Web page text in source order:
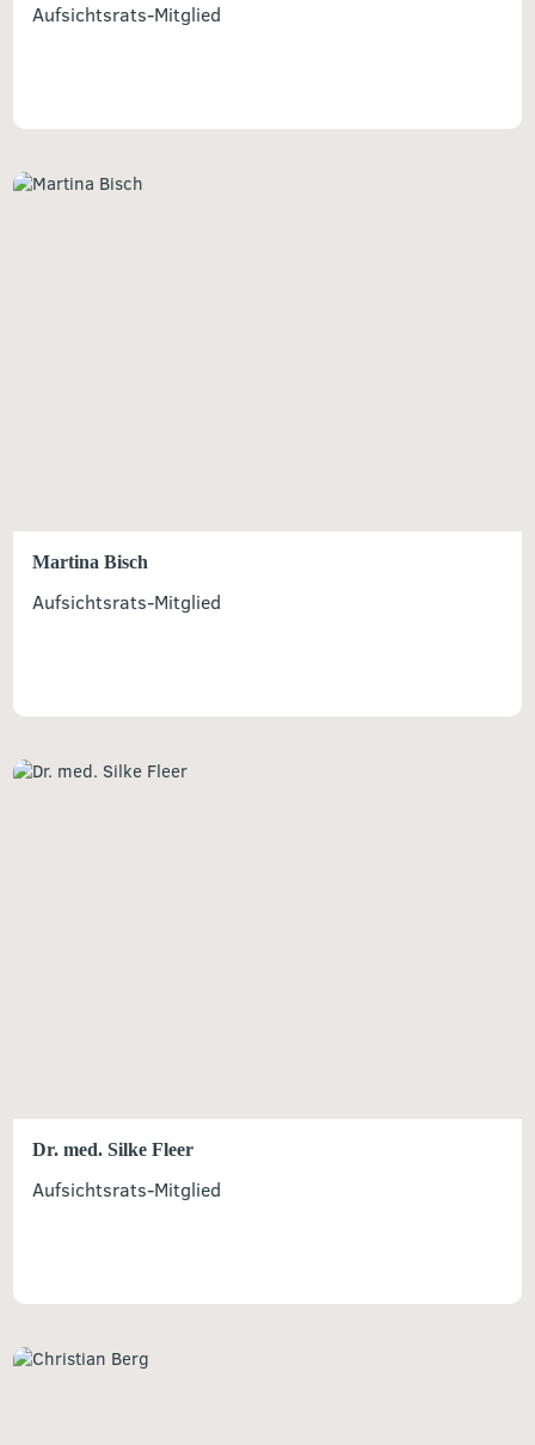
Aufsichtsrats-Mitglied
Martina Bisch
Aufsichtsrats-Mitglied
Dr. med. Silke Fleer
Aufsichtsrats-Mitglied